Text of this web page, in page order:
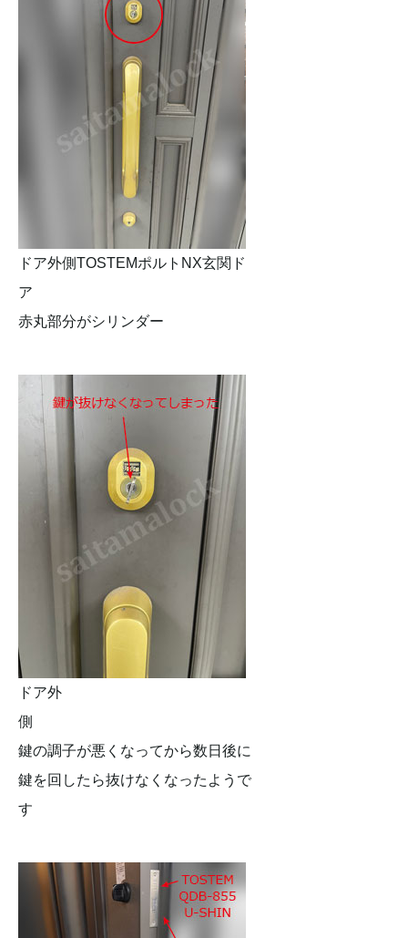
ドア外側TOSTEMポルトNX玄関ド
ア
赤丸部分がシリンダー
ドア外
側
鍵の調子が悪くなってから数日後に
鍵を回したら抜けなくなったようで
す